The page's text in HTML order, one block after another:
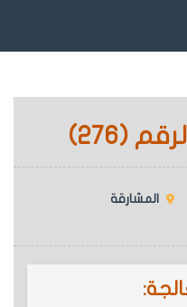
(276)
المشارقة